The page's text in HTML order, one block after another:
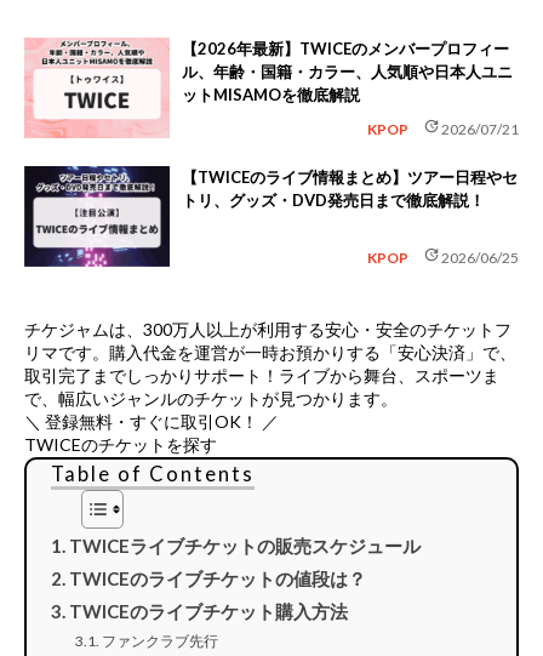
【2026年最新】TWICEのメンバープロフィー
ル、年齢・国籍・カラー、人気順や日本人ユニ
ットMISAMOを徹底解説
KPOP update2026/07/21
【TWICEのライブ情報まとめ】ツアー日程やセ
トリ、グッズ・DVD発売日まで徹底解説！
KPOP update2026/06/25
チケジャムは、 300万人以上が利用する安心・安全のチケットフ
リマです。購入代金を運営が一時お預かりする「安心決済」で、
取引完了までしっかりサポート！ライブから舞台、スポーツま
で、幅広いジャンルのチケットが見つかります。
＼ 登録無料・すぐに取引OK！ ／
TWICEのチケットを探す
Table of Contents
TWICEライブチケットの販売スケジュール
TWICEのライブチケットの値段は？
TWICEのライブチケット購入方法
ファンクラブ先行